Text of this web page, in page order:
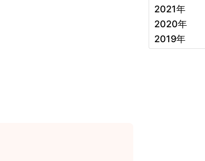
2021年
2020年
2019年